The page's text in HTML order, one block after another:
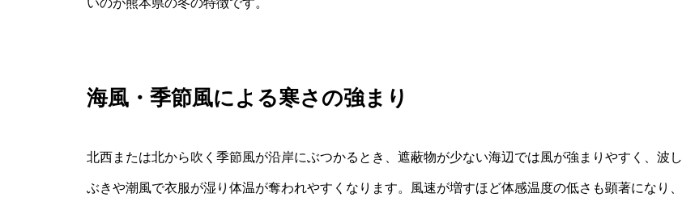
いのが熊本県の冬の特徴です。
海風・季節風による寒さの強まり
北西または北から吹く季節風が沿岸にぶつかるとき、遮蔽物が少ない海辺では風が強まりやすく、波し
ぶきや潮風で衣服が湿り体温が奪われやすくなります。風速が増すほど体感温度の低さも顕著になり、